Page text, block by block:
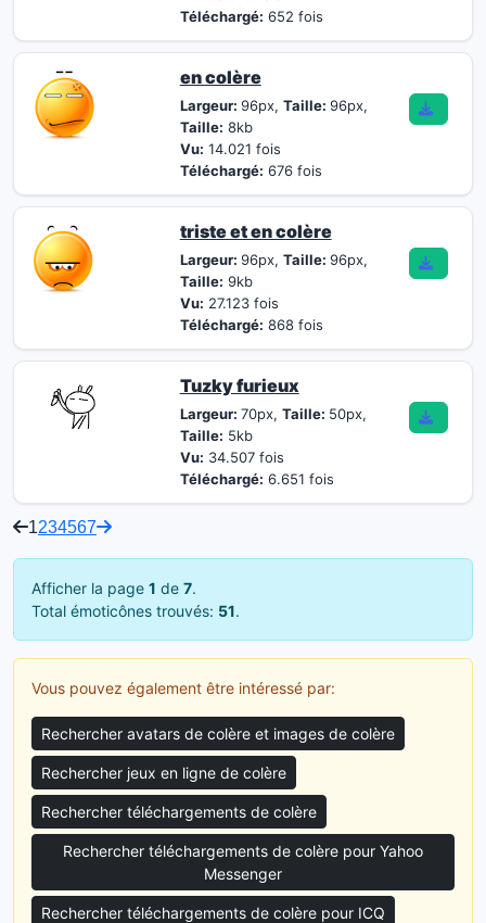
Téléchargé: 652 fois
en colère
Largeur: 96px, Taille: 96px,
Taille: 8kb
Vu: 14.021 fois
Téléchargé: 676 fois
triste et en colère
Largeur: 96px, Taille: 96px,
Taille: 9kb
Vu: 27.123 fois
Téléchargé: 868 fois
Tuzky furieux
Largeur: 70px, Taille: 50px,
Taille: 5kb
Vu: 34.507 fois
Téléchargé: 6.651 fois
1234567
Afficher la page 1 de 7.
Total émoticônes trouvés: 51.
Vous pouvez également être intéressé par:
Rechercher avatars de colère et images de colère
Rechercher jeux en ligne de colère
Rechercher téléchargements de colère
Rechercher téléchargements de colère pour Yahoo
Messenger
Rechercher téléchargements de colère pour ICQ